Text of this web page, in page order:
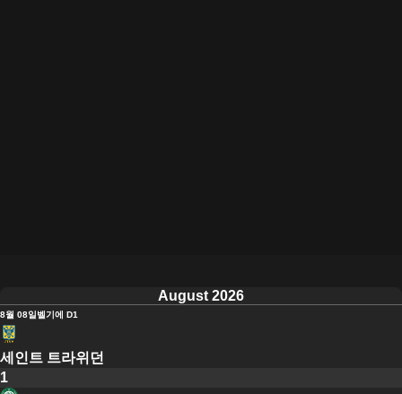
August 2026
8월 08일 벨기에 D1
세인트 트라위던
1